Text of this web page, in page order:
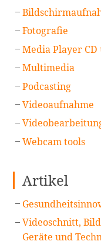
Fotografie
Media Player CD
Multimedia
Podcasting
Videoaufnahme
Webcam tools
Artikel
Videoschnitt,
Geräte und